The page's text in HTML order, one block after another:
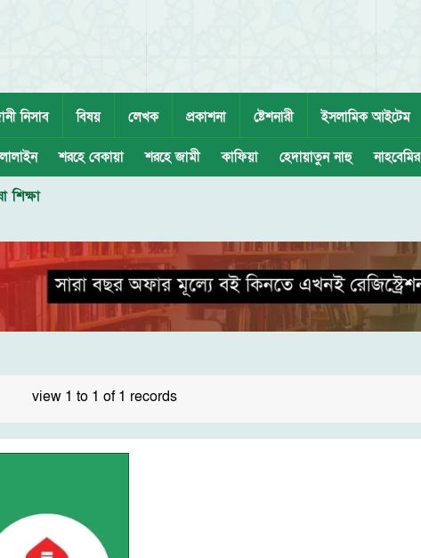
নিসাব বিষয় লেখক প্রকাশনা ষ্টেশনারী ইসলামিক আইটেম
শরহে বেকায়া শরহে জামী কাফিয়া হেদায়াতুন নাহু নাহবেমির
শিক্ষা
view 1 to 1 of 1 records